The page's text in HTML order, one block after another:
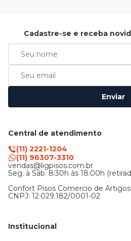
Cadastre-se e receba
Enviar
Central de atendimento
(11) 2221-1204
(11) 96307-3310
vendas@ligpisos.com.br
Seg. à Sáb. 8:30h às 18:00h
Confort Pisos Comercio de
CNPJ: 12.029.182/0001-02
Institucional